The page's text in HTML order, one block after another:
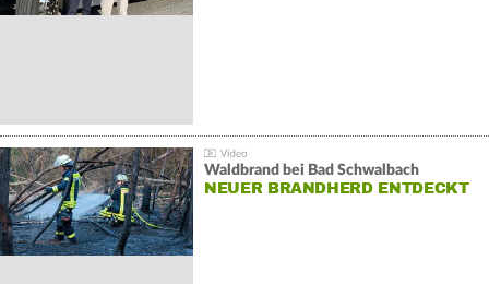
Waldbrand bei Bad Schwalbach
NEUER BRANDHERD ENTDECKT